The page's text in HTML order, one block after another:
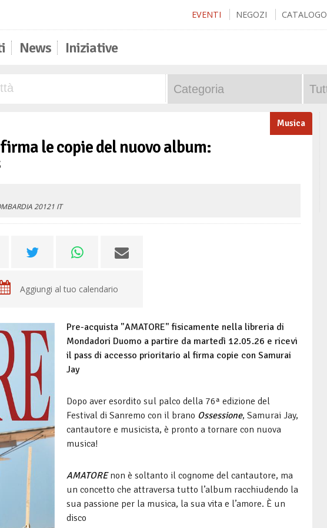
EVENTI NEGOZI CATALOGO
News Iniziative
Musica
le copie del nuovo album:
20121 IT
Aggiungi al tuo calendario
Pre-acquista "AMATORE" fisicamente nella libreria di
Mondadori Duomo a partire da martedì 12.05.26 e ricevi
il pass di accesso prioritario al firma copie con Samurai
Jay
Dopo aver esordito sul palco della 76ª edizione del
Festival di Sanremo con il brano Ossessione, Samurai Jay,
cantautore e musicista, è pronto a tornare con nuova
musica!
AMATOREnon è soltanto il cognome del cantautore, ma
un concetto che attraversa tutto l’album racchiudendo la
sua passione per la musica, la sua vita e l’amore. È un
disco